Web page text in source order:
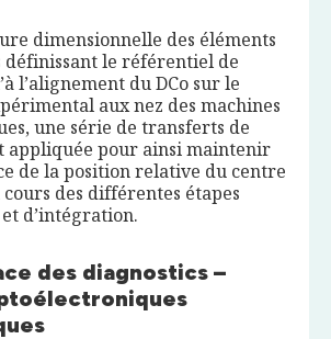
dimensionnelle des éléments
définissant le référentiel de
l’alignement du DCo sur le
aux nez des machines
une série de transferts de
appliquée pour ainsi maintenir
de la position relative du centre
cours des différentes étapes
et d’intégration.
des diagnostics –